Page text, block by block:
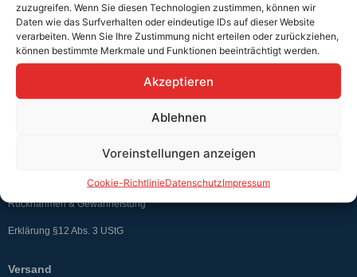
zuzugreifen. Wenn Sie diesen Technologien zustimmen, können wir
Daten wie das Surfverhalten oder eindeutige IDs auf dieser Website
verarbeiten. Wenn Sie Ihre Zustimmung nicht erteilen oder zurückziehen,
können bestimmte Merkmale und Funktionen beeinträchtigt werden.
Akzeptieren
Ablehnen
Voreinstellungen anzeigen
Cookie-RichtlinieDatenschutzImpressum
Teutschtech ist ein Komplettanbieter im Bereich der E-Mobilität und
erneuerbaren Energien. Auf unserer Homepage findest du eine ausführliche
Übersicht über unsere Produkte und Dienstleistungen.
Widerrufsbelehrung
Rücknahmen & Gewährleistung
Erklärung §12 Abs. 3 UStG
Versand